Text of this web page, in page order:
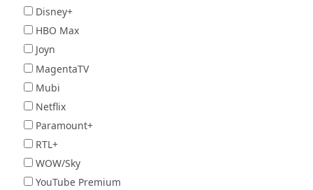
Disney+
HBO Max
Joyn
MagentaTV
Mubi
Netflix
Paramount+
RTL+
WOW/Sky
YouTube Premium